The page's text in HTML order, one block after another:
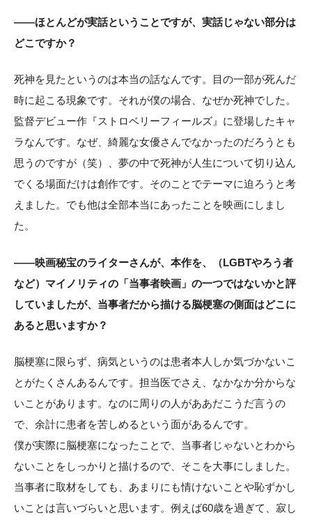
——ほとんどが実話ということですが、実話じゃない部分は
どこですか？
死神を見たというのは本当の話なんです。目の一部が死んだ
時に起こる現象です。それが僕の場合、なぜか死神でした。
監督デビュー作『ストロベリーフィールズ』に登場したキャ
ラなんです。なぜ、綺麗な女優さんでなかったのだろうとも
思うのですが（笑）、夢の中で死神が人生について切り込ん
でくる場面だけは創作です。そのことでテーマに迫ろうと考
えました。でも他は全部本当にあったことを映画にしまし
た。
——映画秘宝のライターさんが、本作を、（LGBTやろう者
など）マイノリティの「当事者映画」の一つではないかと評
していましたが、当事者だから描ける脳梗塞の側面はどこに
あると思いますか？
脳梗塞に限らず、病気というのは患者本人しか気づかないこ
とがたくさんあるんです。担当医でさえ、なかなか分からな
いことがあります。なのに周りの人がああだこうだ言うの
で、余計に患者を苦しめるという面があるんです。
僕が実際に脳梗塞になったことで、当事者じゃないとわから
ないことをしっかりと描けるので、そこを大事にしました。
当事者に取材をしても、あまりにも情けないことや恥ずかし
いことは言いづらいと思います。例えば60歳を過ぎて、寂し